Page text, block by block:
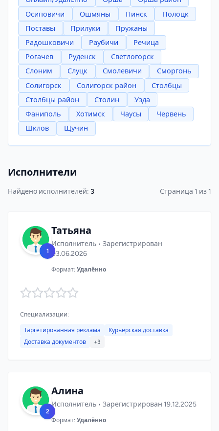
Осиповичи
Ошмяны Пинск
Полоцк
Поставы
Прилуки
Пружаны
Радошковичи
Раубичи
Речица
Рогачев
Руденск
Светлогорск
Слоним
Слуцк Смолевичи
Сморгонь
Солигорск
Солигорск район
Столбцы
Столбцы район
Столин
Узда
Фаниполь
Хотимск Чаусы
Червень
Шклов
Щучин
Исполнители
Найдено исполнителей: 3 Страница 1 из 1
1
Татьяна
Исполнитель • Зарегистрирован
03.06.2026
Формат: Удалённо
Специализации:
Таргетированная реклама
Курьерская доставка
Доставка документов
+3
2
Алина
Исполнитель • Зарегистрирован 19.12.2025
Формат: Удалённо